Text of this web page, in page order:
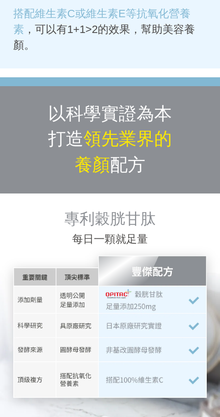
搭配維生素C或維生素E等抗氧化營養
素 ，可以有1+1>2的效果，幫助美容養
顏。
以科學實證為本
打造領先業界的
養顏配方
專利穀胱甘肽
每日一顆就足量